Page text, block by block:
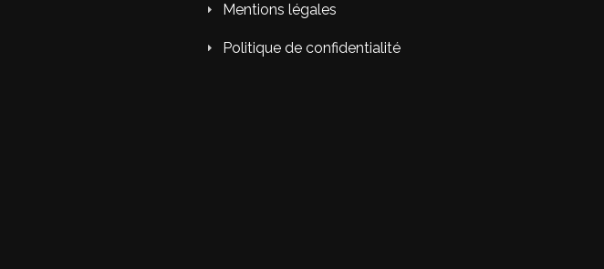
Mentions légales
Politique de confidentialité